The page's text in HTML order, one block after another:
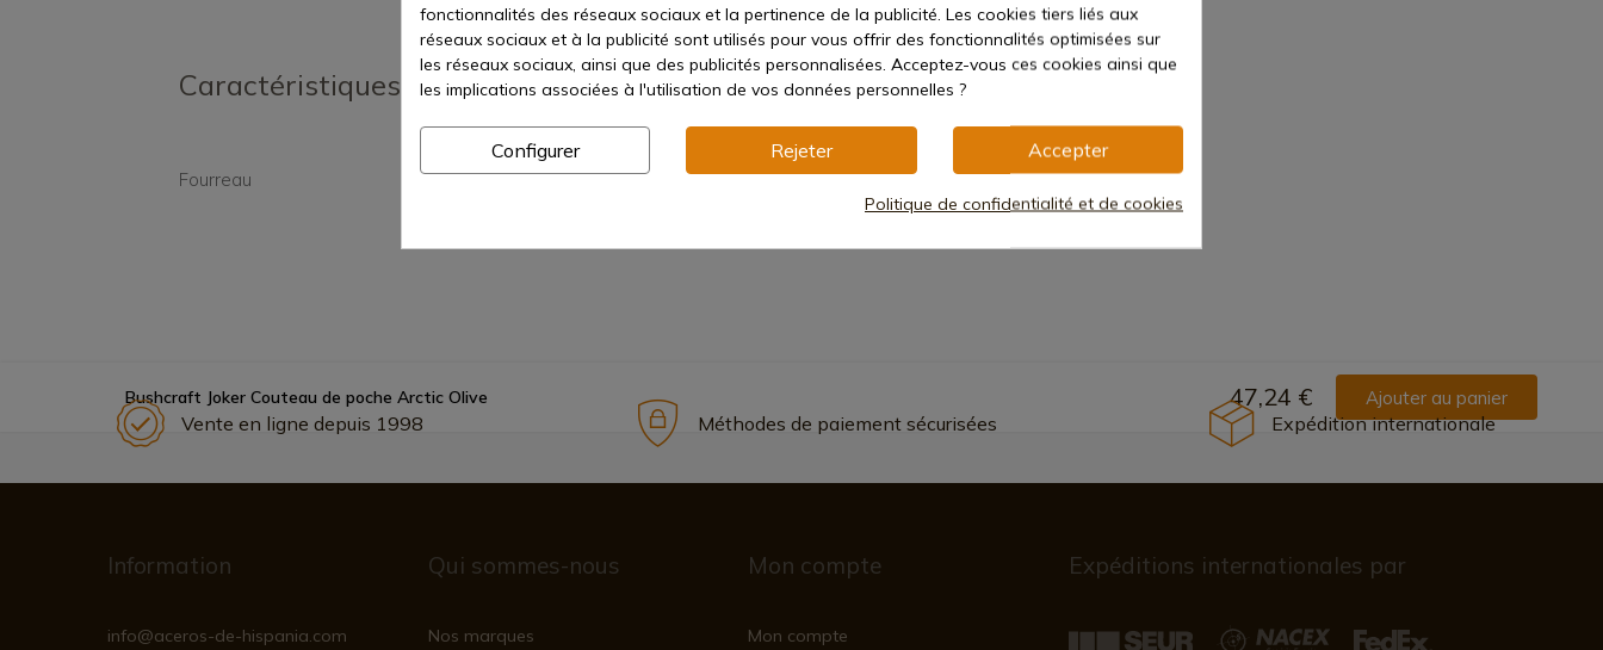
Caractéristiques
Fourreau Non Manche Olivier
Bushcraft Joker Couteau de poche Arctic Olive 47,24 € Ajouter au panier
Vente en ligne depuis 1998 Méthodes de paiement sécurisées Expédition internationale
Information
info@aceros-de-hispania.com
Qui sommes-nous
Nos marques
Mon compte
Mon compte
Expéditions internationales par
fonctionnalités des réseaux sociaux et la pertinence de la publicité. Les cookies tiers liés aux
réseaux sociaux et à la publicité sont utilisés pour vous offrir des fonctionnalités optimisées sur
les réseaux sociaux, ainsi que des publicités personnalisées. Acceptez-vous ces cookies ainsi que
les implications associées à l'utilisation de vos données personnelles ?
Configurer Rejeter Accepter
Politique de confidentialité et de cookies